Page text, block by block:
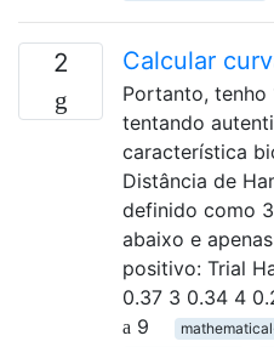
2 Calcular
Portanto, tenho
tentando
característica
Distância de
definido como
abaixo e
positivo: Trial
0.37 3 0.34 4
9